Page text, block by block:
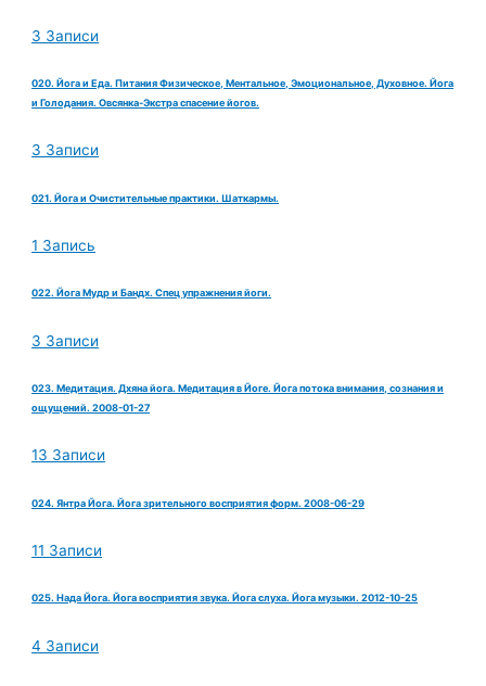
3 Записи
020. Йога и Еда. Питания Физическое, Ментальное, Эмоциональное, Духовное. Йога
и Голодания. Овсянка-Экстра спасение йогов.
3 Записи
021. Йога и Очистительные практики. Шаткармы.
1 Запись
022. Йога Мудр и Бандх. Спец упражнения йоги.
3 Записи
023. Медитация. Дхяна йога. Медитация в Йоге. Йога потока внимания, сознания и
ощущений. 2008-01-27
13 Записи
024. Янтра Йога. Йога зрительного восприятия форм. 2008-06-29
11 Записи
025. Нада Йога. Йога восприятия звука. Йога слуха. Йога музыки. 2012-10-25
4 Записи